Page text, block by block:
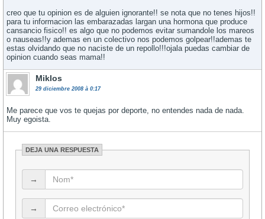
creo que tu opinion es de alguien ignorante!! se nota que no tenes hijos!!
para tu informacion las embarazadas largan una hormona que produce
cansancio fisico!! es algo que no podemos evitar sumandole los mareos
o nauseas!!y ademas en un colectivo nos podemos golpear!!ademas te
estas olvidando que no naciste de un repollo!!!ojala puedas cambiar de
opinion cuando seas mama!!
Miklos
29 diciembre 2008 à 0:17
Me parece que vos te quejas por deporte, no entendes nada de nada.
Muy egoista.
DEJA UNA RESPUESTA
→
→